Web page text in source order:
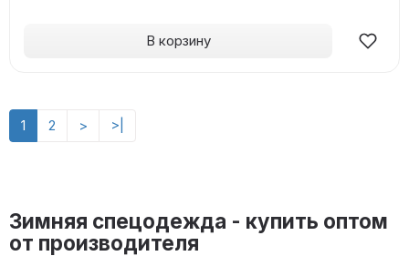
В корзину
1 2 > >|
Зимняя спецодежда - купить оптом
от производителя